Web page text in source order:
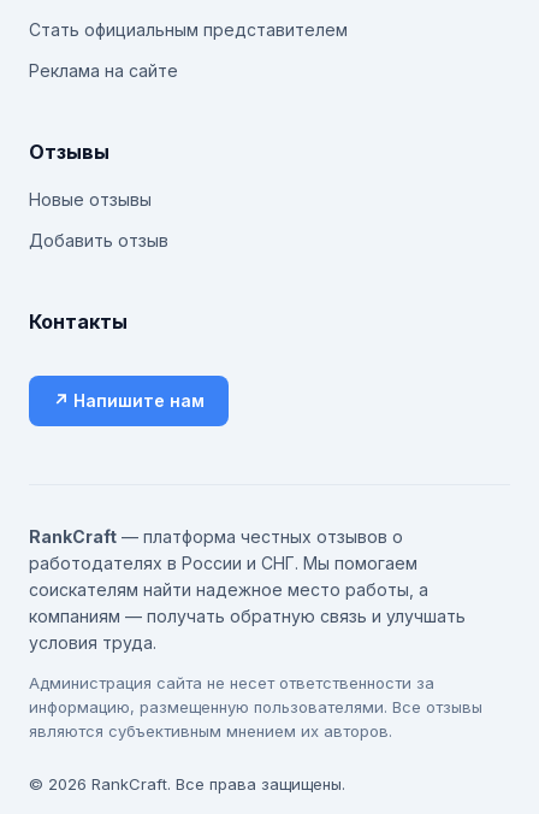
Стать официальным представителем
Реклама на сайте
Отзывы
Новые отзывы
Добавить отзыв
Контакты
↗ Напишите нам
RankCraft — платформа честных отзывов о
работодателях в России и СНГ. Мы помогаем
соискателям найти надежное место работы, а
компаниям — получать обратную связь и улучшать
условия труда.
Администрация сайта не несет ответственности за
информацию, размещенную пользователями. Все отзывы
являются субъективным мнением их авторов.
© 2026 RankCraft. Все права защищены.